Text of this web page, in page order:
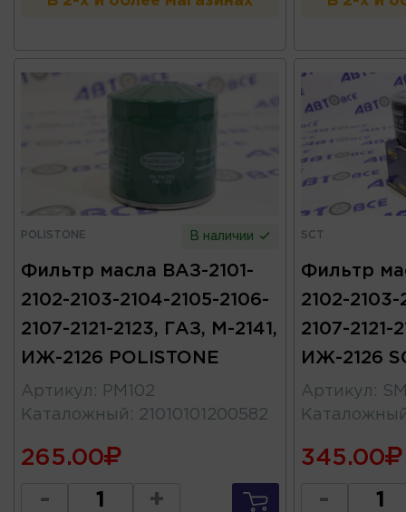
POLISTONE В наличии
Фильтр масла ВАЗ-2101-
2102-2103-2104-2105-2106-
2107-2121-2123, ГАЗ, М-2141,
ИЖ-2126 POLISTONE
Артикул :
PM102
Каталожный : 21010101200582
265.00
- +
SCT
Фильтр
2102-2103-
2107-2121-
ИЖ-2126
Артикул :
345.00
-